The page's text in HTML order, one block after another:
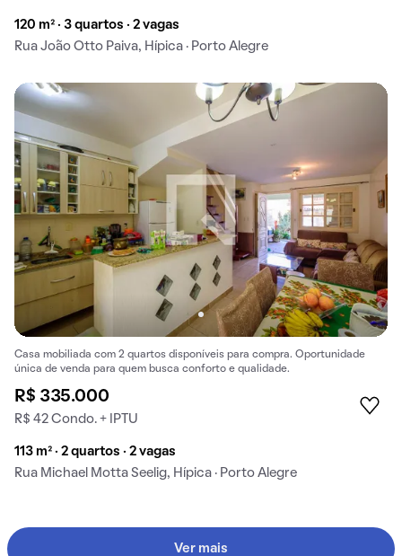
120 m² · 3 quartos · 2 vagas
Rua João Otto Paiva, Hípica · Porto Alegre
Casa mobiliada com 2 quartos disponíveis para compra. Oportunidade
única de venda para quem busca conforto e qualidade.
R$ 335.000
R$ 42 Condo. + IPTU
113 m² · 2 quartos · 2 vagas
Rua Michael Motta Seelig, Hípica · Porto Alegre
Ver mais